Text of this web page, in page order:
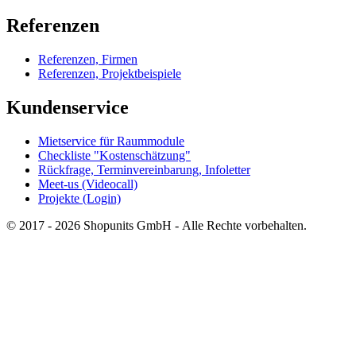
Referenzen
Referenzen, Firmen
Referenzen, Projektbeispiele
Kundenservice
Mietservice für Raummodule
Checkliste "Kostenschätzung"
Rückfrage, Terminvereinbarung, Infoletter
Meet-us (Videocall)
Projekte (Login)
© 2017 - 2026 Shopunits GmbH - Alle Rechte vorbehalten.